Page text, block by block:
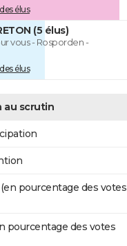
élus
(5 élus)
vous - Rosporden -
élus
au scrutin
pourcentage des votes
pourcentage des votes